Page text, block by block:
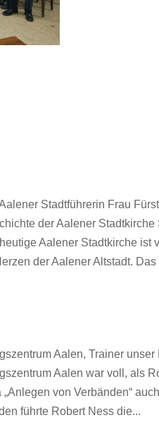
Stadtführerin Frau
der Aalener
Aalener Stadtkirche ist
der Aalener Altstadt. Das
Aalen, Trainer
Aalen war voll, als
„Anlegen von Verbänden“
führte Robert Ness die...